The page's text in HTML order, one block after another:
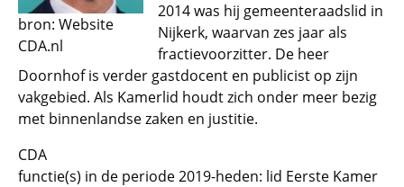
bron: Website
CDA.nl
2014 was hij gemeenteraadslid in
Nijkerk, waarvan zes jaar als
fractievoorzitter. De heer
Doornhof is verder gastdocent en publicist op zijn
vakgebied. Als Kamerlid houdt zich onder meer bezig
met binnenlandse zaken en justitie.
CDA
functie(s) in de periode 2019-heden: lid Eerste Kamer